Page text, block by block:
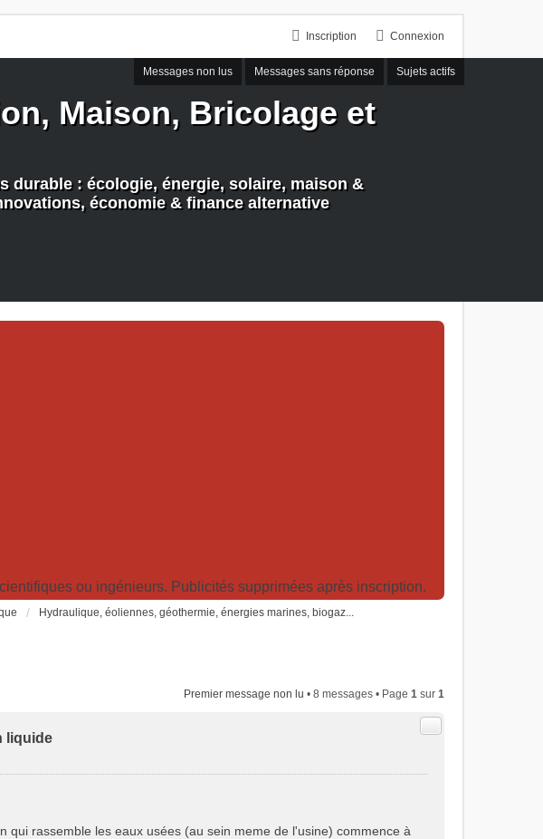
Connexion
Inscription
Messages non lus Messages sans réponse Sujets actifs
Maison, Bricolage et
: écologie, énergie, solaire, maison &
économie & finance alternative
ou ingénieurs. Publicités supprimées après inscription.
Hydraulique, éoliennes, géothermie, énergies marines, biogaz...
Premier message non lu • 8 messages • Page 1 sur 1
liquide
Citer
qui rassemble les eaux usées (au sein meme de l'usine) commence à